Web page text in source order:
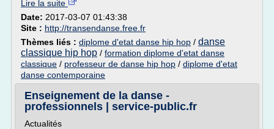
Lire la suite
Date: 2017-03-07 01:43:38
Site : http://transendanse.free.fr
Thèmes liés : diplome d'etat danse hip hop / danse
classique hip hop / formation diplome d'etat danse
classique / professeur de danse hip hop / diplome d'etat
danse contemporaine
Enseignement de la danse -
professionnels | service-public.fr
Actualités